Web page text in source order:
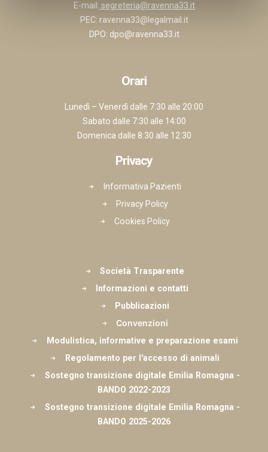
E-mail: segreteria@ravenna33.it
PEC: ravenna33@legalmail.it
DPO: dpo@ravenna33.it
Orari
Lunedì – Venerdì dalle 7:30 alle 20:00
Sabato dalle 7:30 alle 14:00
Domenica dalle 8:30 alle 12:30
Privacy
Informativa Pazienti
Privacy Policy
Cookies Policy
Società Trasparente
Informazioni e contatti
Pubblicazioni
Convenzioni
Modulistica, informative e preparazione esami
Regolamento per l'accesso di animali
Sostegno transizione digitale Emilia Romagna -
BANDO 2022-2023
Sostegno transizione digitale Emilia Romagna -
BANDO 2025-2026